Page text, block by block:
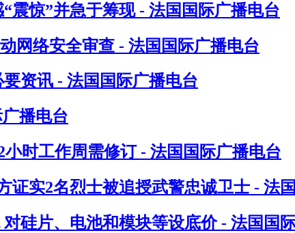
震惊”并急于筹现 - 法国国际广播电台
网络安全审查 - 法国国际广播电台
资讯 - 法国国际广播电台
播电台
时工作周需修订 - 法国国际广播电台
证实2名烈士被追授武警忠诚卫士 - 法
硅片、电池和模块等设底价 - 法国国